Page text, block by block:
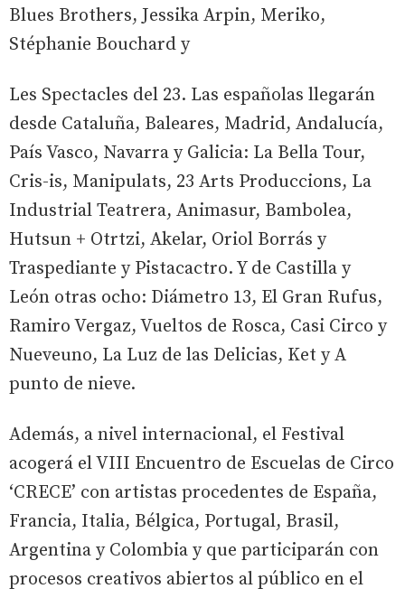
Blues Brothers, Jessika Arpin, Meriko,
Stéphanie Bouchard y
Les Spectacles del 23. Las españolas llegarán
desde Cataluña, Baleares, Madrid, Andalucía,
País Vasco, Navarra y Galicia: La Bella Tour,
Cris-is, Manipulats, 23 Arts Produccions, La
Industrial Teatrera, Animasur, Bambolea,
Hutsun + Otrtzi, Akelar, Oriol Borrás y
Traspediante y Pistacactro. Y de Castilla y
León otras ocho: Diámetro 13, El Gran Rufus,
Ramiro Vergaz, Vueltos de Rosca, Casi Circo y
Nueveuno, La Luz de las Delicias, Ket y A
punto de nieve.
Además, a nivel internacional, el Festival
acogerá el VIII Encuentro de Escuelas de Circo
‘CRECE’ con artistas procedentes de España,
Francia, Italia, Bélgica, Portugal, Brasil,
Argentina y Colombia y que participarán con
procesos creativos abiertos al público en el